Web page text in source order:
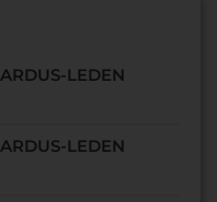
LEDEN
LEDEN